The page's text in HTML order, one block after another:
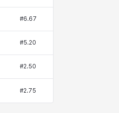
#6.67
#5.20
#2.50
#2.75